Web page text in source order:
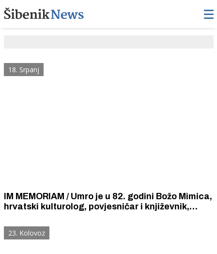
18. Srpanj
IM MEMORIAM / Umro je u 82. godini Božo Mimica,
hrvatski kulturolog, povjesničar i književnik,
Festivala šansona u Šibeniku
23. Kolovoz